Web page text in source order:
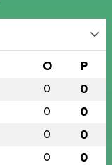
O P
0 0
0 0
0 0
0 0